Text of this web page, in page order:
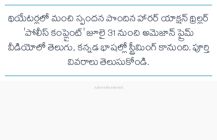
థియేటర్లలో మంచి స్పందన పొందిన హారర్ యాక్షన్ థ్రిల్లర్
'పోలీస్ కంప్లైంట్' జూలై 31 నుంచి అమెజాన్ ప్రైమ్
వీడియోలో తెలుగు, కన్నడ భాషల్లో స్ట్రీమింగ్ కానుంది. పూర్తి
వివరాలు తెలుసుకోండి.